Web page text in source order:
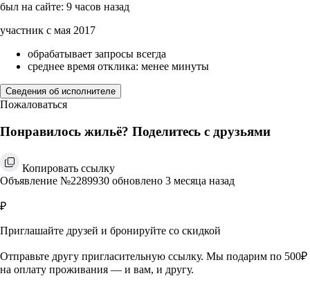
был на сайте: 9 часов назад
участник с мая 2017
обрабатывает запросы всегда
среднее время отклика: менее минуты
Сведения об исполнителе
Пожаловаться
Понравилось жильё? Поделитесь с друзьями
Копировать ссылку
Объявление №2289930 обновлено 3 месяца назад
₽
Приглашайте друзей и бронируйте со скидкой
Отправьте другу пригласительную ссылку. Мы подарим по 500₽
на оплату проживания — и вам, и другу.